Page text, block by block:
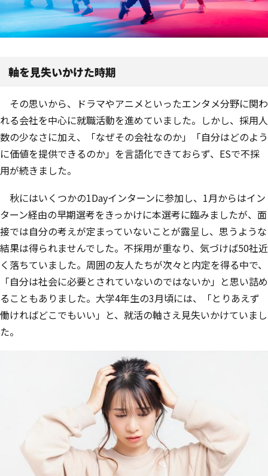
軸を見失いかけた時期
その思いから、ドラマやアニメといったエンタメ分野に関わ
れる会社を中心に就職活動を進めていました。しかし、採用人
数の少なさに加え、「なぜその会社なのか」「自分はどのよう
に価値を提供できるのか」を言語化できておらず、ESで不採
用が続きました。
秋にはいくつかの1Dayインターンに参加し、1月からはイン
ターン経由の早期選考をきっかけに本選考に臨みましたが、面
接では自分の考えが定まっていないことが露呈し、思うような
結果は得られませんでした。不採用が重なり、気づけば50社近
く落ちていました。周囲の友人たちが次々と内定を得る中で、
「自分は社会に必要とされていないのではないか」と思い詰め
ることもありました。大学4年生の3月頃には、「とりあえず
働ければどこでもいい」と、就活の軸さえ見失いかけていまし
た。